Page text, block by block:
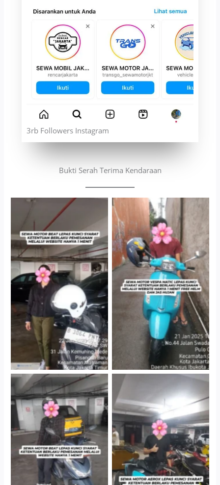
3rb Followers Instagram
Bukti Serah Terima Kendaraan
Cityplaza Jatinegara
Gedung Parkir P6A
Antar Jemput Kendaraan
Cityplaza Jatinegara
Gedung Parkir P6A
Cityplaza Jatinegara
Gedung Parkir P6A